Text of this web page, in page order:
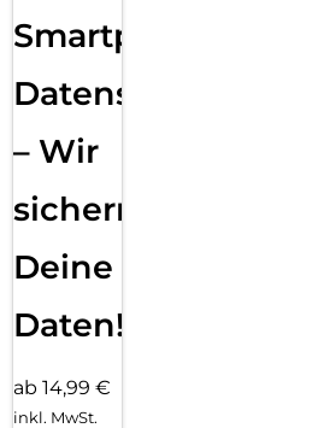
Smartphone
Datensicherung
– Wir
sichern
Deine
Daten!
ab 14,99 €
inkl. MwSt.